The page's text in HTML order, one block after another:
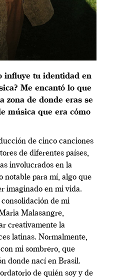
influye tu identidad en
Me encantó lo que
zona de donde eras se
música que era cómo
de cinco canciones
de diferentes países,
involucrados en la
notable para mí, algo que
imaginado en mi vida.
de mi
Malasangre,
creativamente la
latinas. Normalmente,
con mi sombrero, que
donde nací en Brasil.
de quién soy y de